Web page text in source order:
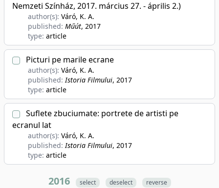
Nemzeti Színház, 2017. március 27. - április 2.)
author(s): Váró, K. A.
published: Műút, 2017
type: article
Picturi pe marile ecrane
author(s): Váró, K. A.
published:Istoria Filmului, 2017
type: article
Suflete zbuciumate: portrete de artisti pe
ecranul lat
author(s): Váró, K. A.
published:Istoria Filmului, 2017
type: article
2016 select deselect reverse